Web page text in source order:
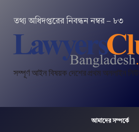
তথ‌্য অ‌ধিদপ্ত‌রের নিবন্ধন নম্বর – ৮৩
আমাদের সম্পর্কে